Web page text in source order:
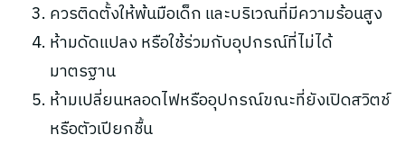
ควรติดตั้งให้พ้นมือเด็ก และบริเวณที่มีความร้อนสูง
ห้ามดัดแปลง หรือใช้ร่วมกับอุปกรณ์ที่ไม่ได้
มาตรฐาน
ห้ามเปลี่ยนหลอดไฟหรืออุปกรณ์ขณะที่ยังเปิดสวิตช์
หรือตัวเปียกชื้น